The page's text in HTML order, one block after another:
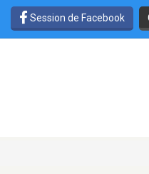
Session de Facebook